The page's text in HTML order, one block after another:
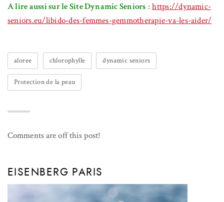
A lire aussi sur le Site Dynamic Seniors :https://dynamic-
seniors.eu/libido-des-femmes-gemmotherapie-va-les-aider/
aloree chlorophylle dynamic seniors
Protection de la peau
Comments are off this post!
EISENBERG PARIS